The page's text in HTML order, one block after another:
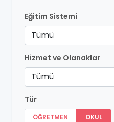
Eğitim Sistemi
Tümü
Hizmet ve Olanaklar
Tümü
Tür
ÖĞRETMEN OKUL